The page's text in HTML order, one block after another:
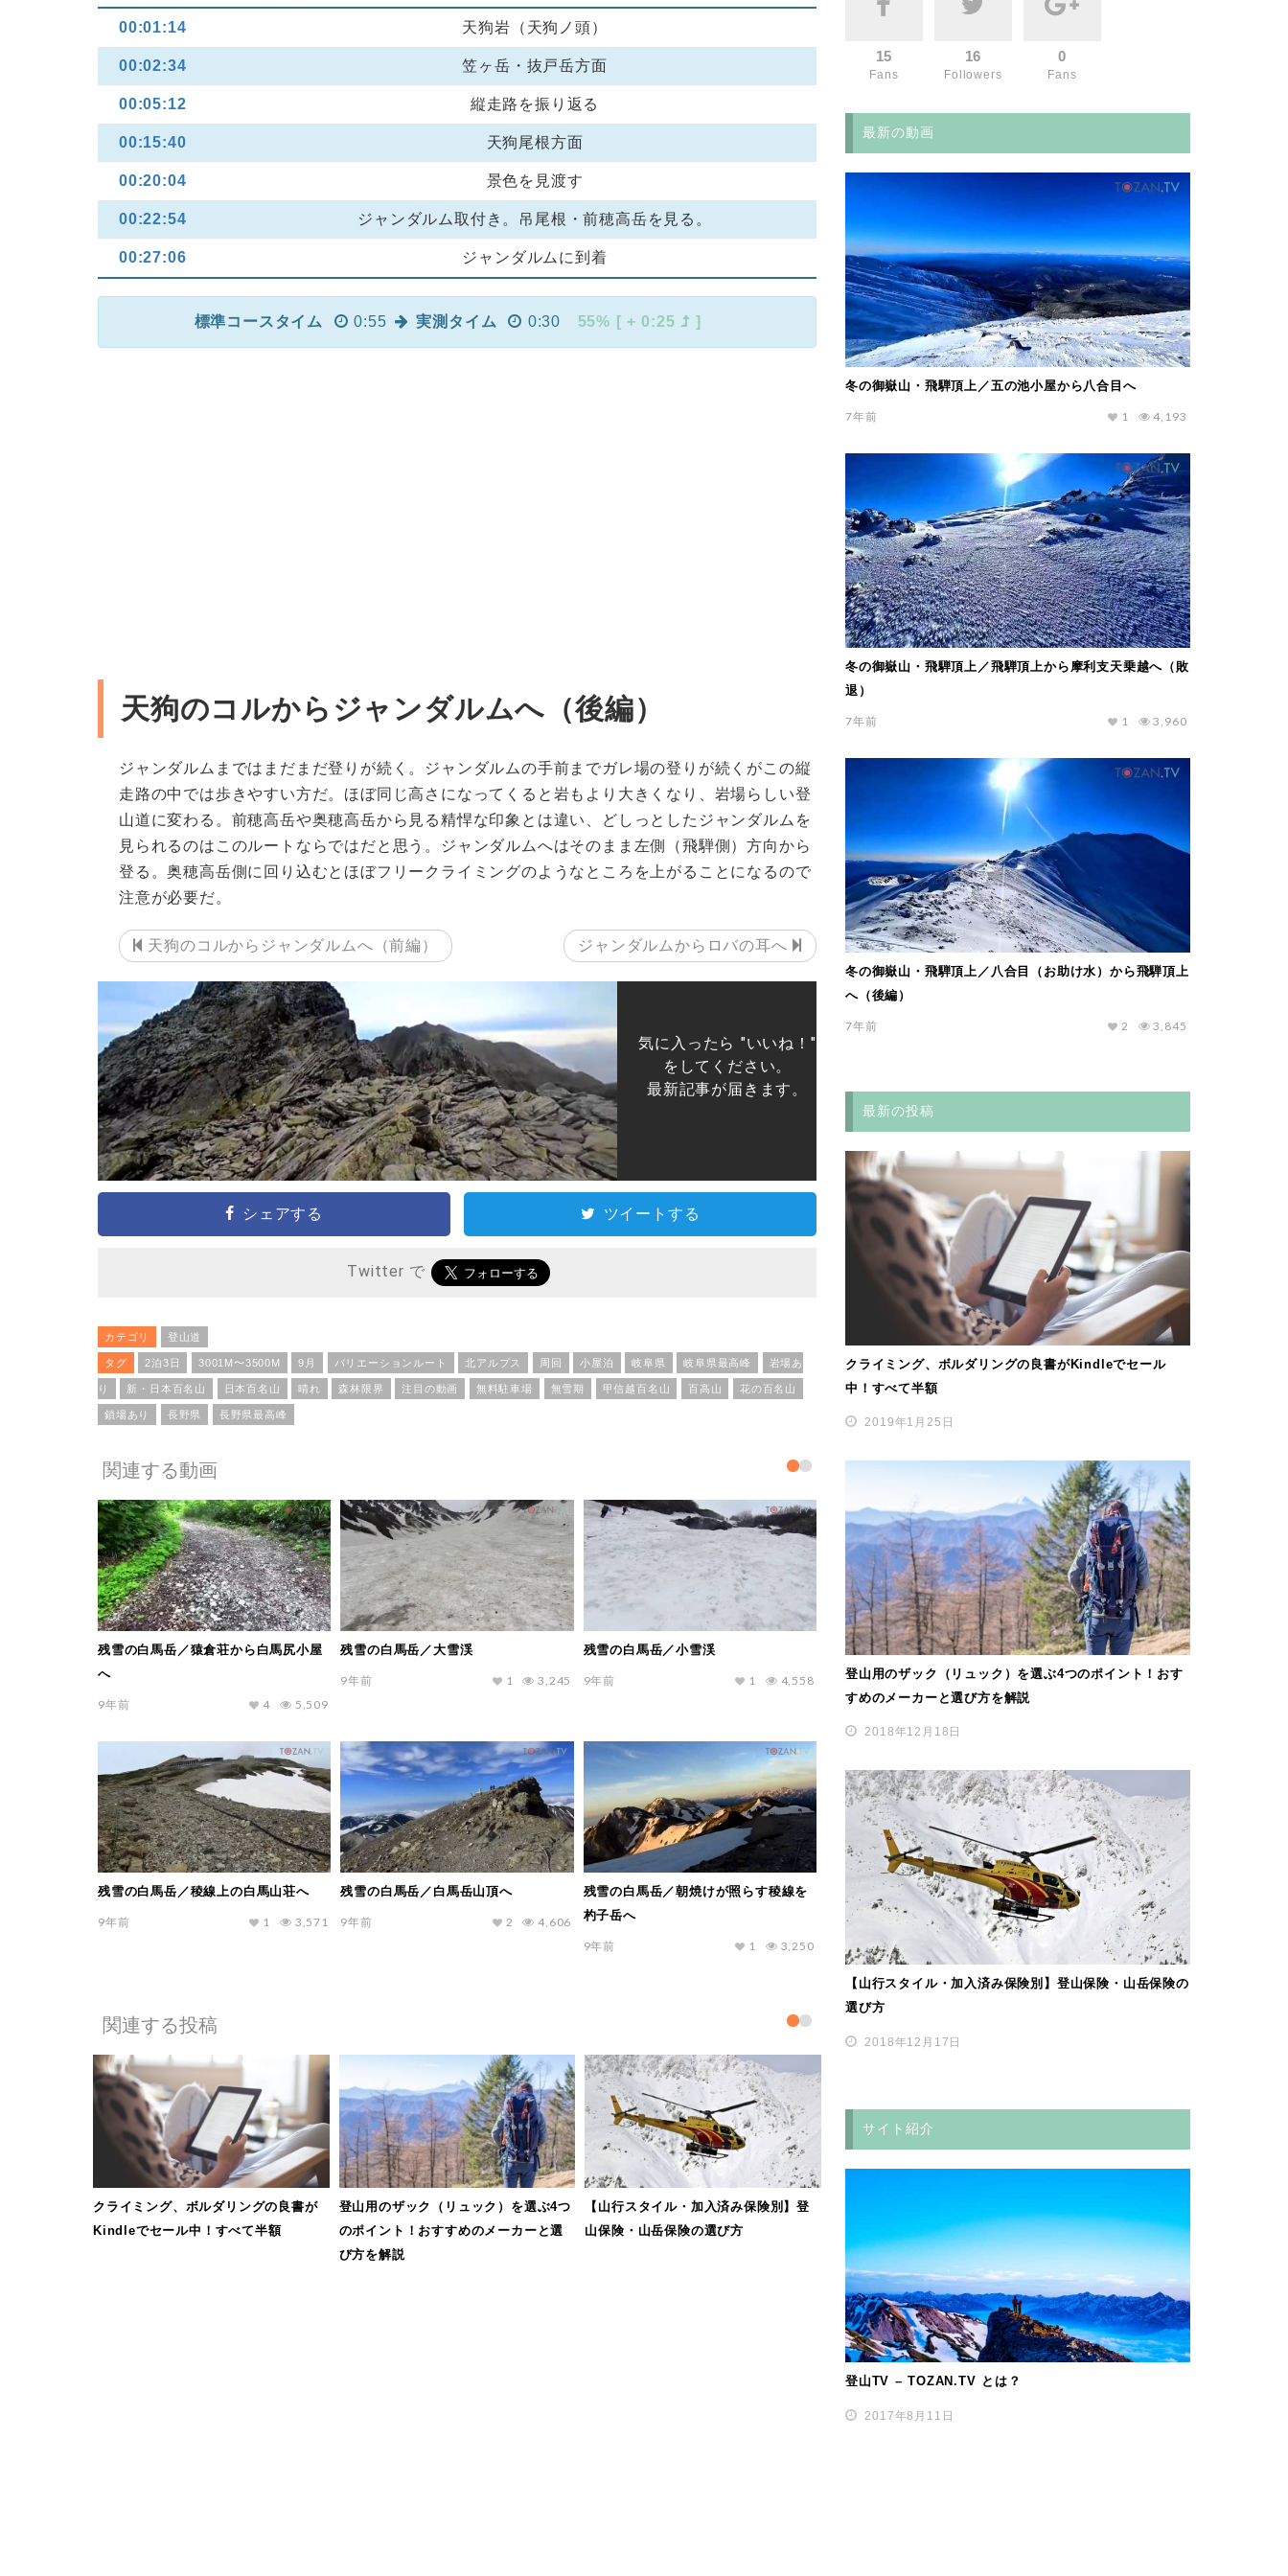
00:01:14 天狗岩（天狗ノ頭）
00:02:34 笠ヶ岳・抜戸岳方面
00:05:12 縦走路を振り返る
00:15:40 天狗尾根方面
00:20:04 景色を見渡す
00:22:54 ジャンダルム取付き。吊尾根・前穂高岳を見る。
00:27:06 ジャンダルムに到着
標準コースタイム 0:55 実測タイム 0:30 55% [ + 0:25 ]
天狗のコルからジャンダルムへ（後編）
ジャンダルムまではまだまだ登りが続く。ジャンダルムの手前までガレ場の登りが続くがこの縦
走路の中では歩きやすい方だ。ほぼ同じ高さになってくると岩もより大きくなり、岩場らしい登
山道に変わる。前穂高岳や奥穂高岳から見る精悍な印象とは違い、どしっとしたジャンダルムを
見られるのはこのルートならではだと思う。ジャンダルムへはそのまま左側（飛騨側）方向から
登る。奥穂高岳側に回り込むとほぼフリークライミングのようなところを上がることになるので
注意が必要だ。
天狗のコルからジャンダルムへ（前編） ジャンダルムからロバの耳へ
気に入ったら "いいね！"
をしてください。
最新記事が届きます。
シェアする ツイートする
Twitter で
カテゴリ 登山道
タグ 2泊3日 3001M〜3500M 9月 バリエーションルート 北アルプス 周回 小屋泊 岐阜県 岐阜県最高峰 岩場あ
り 新・日本百名山 日本百名山 晴れ 森林限界 注目の動画 無料駐車場 無雪期 甲信越百名山 百高山 花の百名山
鎖場あり 長野県 長野県最高峰
関連する動画
残雪の白馬岳／猿倉荘から白馬尻小屋
へ
9年前 5,509
4
残雪の白馬岳／大雪渓
9年前 3,245
1
残雪の白馬岳／小雪渓
9年前 4,558
1
残雪の白馬岳／稜線上の白馬山荘へ
9年前 3,571
1
残雪の白馬岳／白馬岳山頂へ
9年前 4,606
2
残雪の白馬岳／朝焼けが照らす稜線を
杓子岳へ
9年前 3,250
1
関連する投稿
クライミング、ボルダリングの良書が
Kindleでセール中！すべて半額
登山用のザック（リュック）を選ぶ4つ
のポイント！おすすめのメーカーと選
び方を解説
【山行スタイル・加入済み保険別】登
山保険・山岳保険の選び方
15
Fans
16
Followers
0
Fans
最新の動画
冬の御嶽山・飛騨頂上／五の池小屋から八合目へ
7年前 4,193
1
冬の御嶽山・飛騨頂上／飛騨頂上から摩利支天乗越へ（敗
退）
7年前 3,960
1
冬の御嶽山・飛騨頂上／八合目（お助け水）から飛騨頂上
へ（後編）
7年前 3,845
2
最新の投稿
クライミング、ボルダリングの良書がKindleでセール
中！すべて半額
2019年1月25日
登山用のザック（リュック）を選ぶ4つのポイント！おす
すめのメーカーと選び方を解説
2018年12月18日
【山行スタイル・加入済み保険別】登山保険・山岳保険の
選び方
2018年12月17日
サイト紹介
登山TV – TOZAN.TV とは？
2017年8月11日